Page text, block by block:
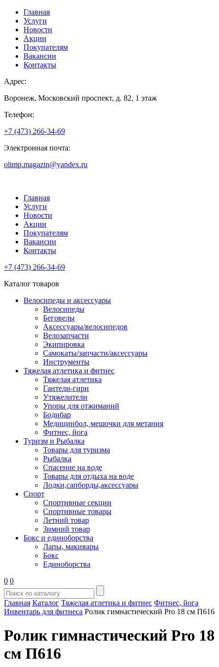
Главная
Услуги
Новости
Акции
Покупателям
Вакансии
Контакты
Адрес:
Воронеж, Московский проспект, д. 82, 1 этаж
Телефон:
+7 (473) 266-34-69
Электронная почта:
olimp.magazin@yandex.ru
Главная
Услуги
Новости
Акции
Покупателям
Вакансии
Контакты
+7 (473) 266-34-69
Каталог товаров
Велосипеды и аксессуары
Велосипеды
Беговелы
Аксессуары/велосипедов
Велозапчасти
Экипировка
Самокаты/запчасти/аксессуары
Инструменты
Тяжелая атлетика и фитнес
Тяжелая атлетика
Гантели-гири
Утяжелители
Упоры для отжиманий
Бодибар
Медицинбол, мешочки для метания
Фитнес, йога
Туризм и Рыбалка
Товары для туризма
Рыбалка
Спасение на воде
Товары для отдыха на воде
Лодки,сапборды,аксессуары
Спорт
Спортивные секции
Спортивные товары
Летний товар
Зимний товар
Бокс и единоборства
Лапы, макивары
Бокс
Единоборства
0 0
Главная Каталог Тяжелая атлетика и фитнес Фитнес, йога
Инвентарь для фитнеса Ролик гимнастический Pro 18 см П616
Ролик гимнастический Pro 18
см П616